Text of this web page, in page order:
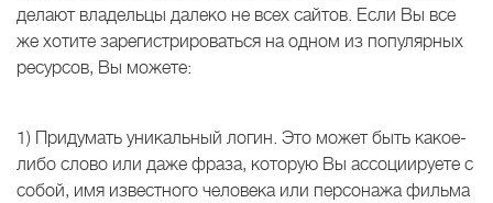
делают владельцы далеко не всех сайтов. Если Вы все
же хотите зарегистрироваться на одном из популярных
ресурсов, Вы можете:
1) Придумать уникальный логин. Это может быть какое-
либо слово или даже фраза, которую Вы ассоциируете с
собой, имя известного человека или персонажа фильма